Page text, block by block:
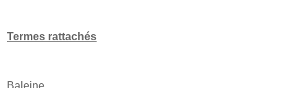
Termes rattachés
Baleine